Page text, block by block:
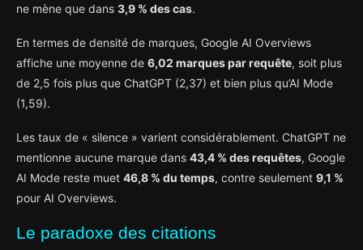
ne mène que dans 3,9 % des cas.
En termes de densité de marques, Google AI Overviews
affiche une moyenne de 6,02 marques par requête, soit plus
de 2,5 fois plus que ChatGPT (2,37) et bien plus qu’AI Mode
(1,59).
Les taux de « silence » varient considérablement. ChatGPT ne
mentionne aucune marque dans 43,4 % des requêtes, Google
AI Mode reste muet 46,8 % du temps, contre seulement 9,1 %
pour AI Overviews.
Le paradoxe des citations